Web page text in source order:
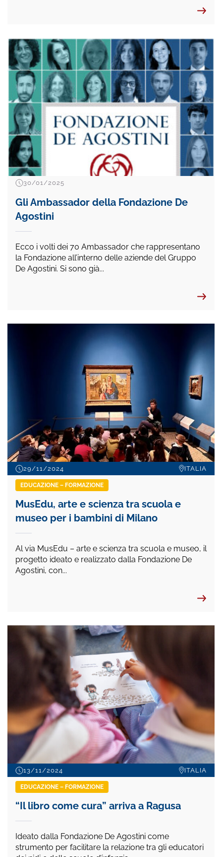
30/01/2025
Gli Ambassador della Fondazione De
Agostini
Ecco i volti dei 70 Ambassador che rappresentano
la Fondazione all’interno delle aziende del Gruppo
De Agostini. Si sono già...
29/11/2024 ITALIA
EDUCAZIONE – FORMAZIONE
MusEdu, arte e scienza tra scuola e
museo per i bambini di Milano
Al via MusEdu – arte e scienza tra scuola e museo, il
progetto ideato e realizzato dalla Fondazione De
Agostini, con...
13/11/2024 ITALIA
EDUCAZIONE – FORMAZIONE
“Il libro come cura” arriva a Ragusa
Ideato dalla Fondazione De Agostini come
strumento per facilitare la relazione tra gli educatori